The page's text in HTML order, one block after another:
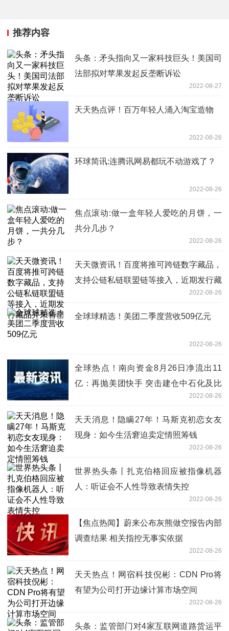
推荐内容
头条：矛头指向又一家科技巨头！美国司
法部拟对苹果发起反垄断诉讼
2022-08-27
天天热点评！百万年轻人涌入淘宝造物
2022-08-26
环球简讯:连腾讯网易都玩不动游戏了？
2022-08-26
焦点滚动:做一盒年轻人爱吃的月饼，一
共分几步？
2022-08-26
天天微资讯！百度将推可跨链数字藏品，
支持公链私链联盟链等接入，近期发行藏
2022-08-26
全球球精选！美团二季度营收509亿元
2022-08-26
全球热点！南向资金8月26日净流出11
亿：再抛美团快手 突击建仓中石化及比
2022-08-26
天天消息！隐瞒27年！马斯克初恋女友
现身：如今生活窘迫卖定情照筹钱
2022-08-26
世界热头条丨扎克伯格回应被指像机器
人：听证会不人性导致表情失控
2022-08-26
【焦点热闻】蔚来公布灰熊做空报告内部
调查结果 相关指控无事实依据
2022-08-26
天天热点！网宿科技倪彬：CDN Pro将
有望为公司打开边缘计算市场空间
2022-08-26
头条：监管部门对4家互联网道路货运平